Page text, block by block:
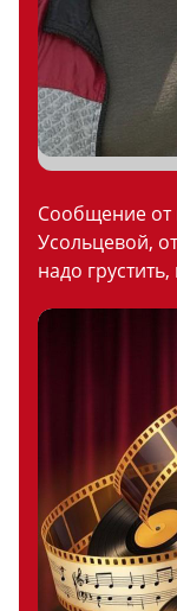
Сообщение
Усольцевой,
надо